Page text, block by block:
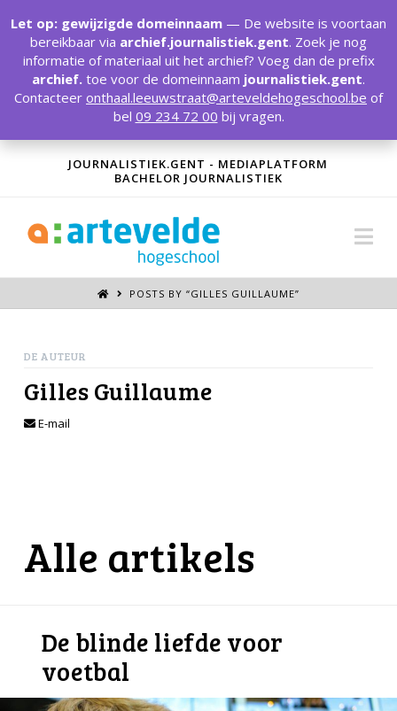
JOURNALISTIEK.GENT - MEDIAPLATFORM
BACHELOR JOURNALISTIEK
POSTS BY “GILLES GUILLAUME”
DE AUTEUR
Gilles Guillaume
E-mail
Alle artikels
De blinde liefde voor
voetbal
Let op: gewijzigde domeinnaam — De website is voortaan
bereikbaar via archief.journalistiek.gent. Zoek je nog
informatie of materiaal uit het archief? Voeg dan de prefix
archief. toe voor de domeinnaam journalistiek.gent.
Contacteer onthaal.leeuwstraat@arteveldehogeschool.be of
bel 09 234 72 00 bij vragen.